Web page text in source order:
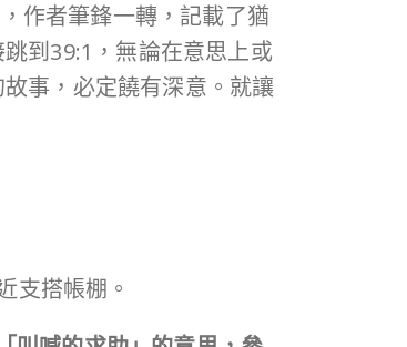
作者筆鋒一轉，記載了猶
到39:1，無論在意思上或
事，必定饒有深意。就讓
支搭帳棚。